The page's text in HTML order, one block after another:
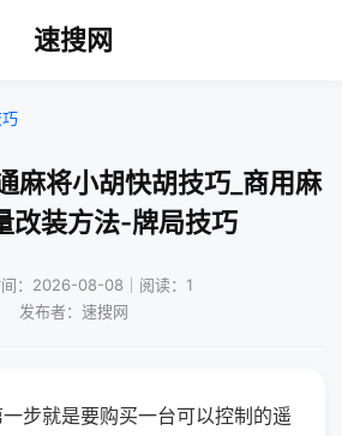
速搜网
麻将小胡快胡技巧_商用麻
改装方法-牌局技巧
间：2026-08-08｜阅读：1
发布者：速搜网
步就是要购买一台可以控制的遥